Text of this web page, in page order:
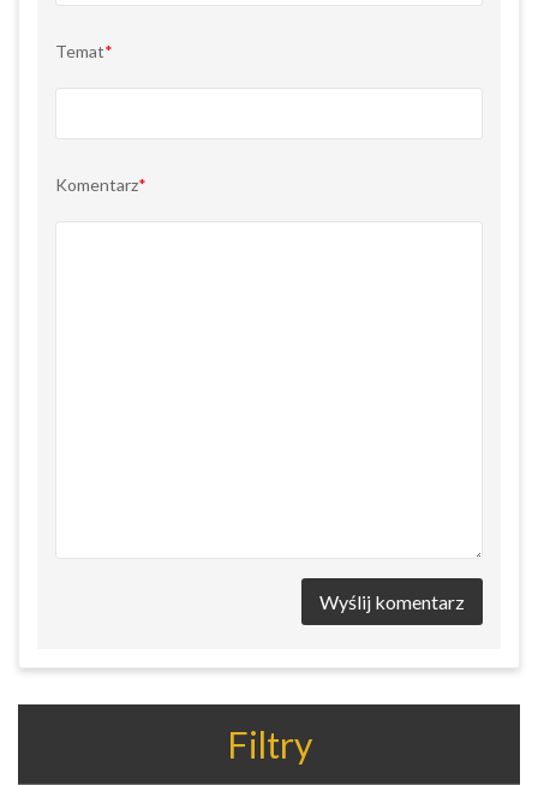
*
Temat
*
Komentarz
Wyślij komentarz
Filtry